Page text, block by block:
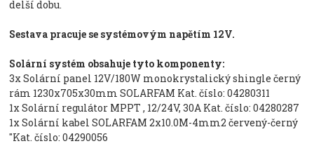
delší dobu.
Sestava pracuje se systémovým napětím 12V.
Solární systém obsahuje tyto komponenty:
3x Solární panel 12V/180W monokrystalický shingle černý
rám 1230x705x30mm SOLARFAM Kat. číslo: 04280311
1x Solární regulátor MPPT , 12/24V, 30A Kat. číslo: 04280287
1x Solární kabel SOLARFAM 2x10.0M-4mm2 červený-černý
"Kat. číslo: 04290056